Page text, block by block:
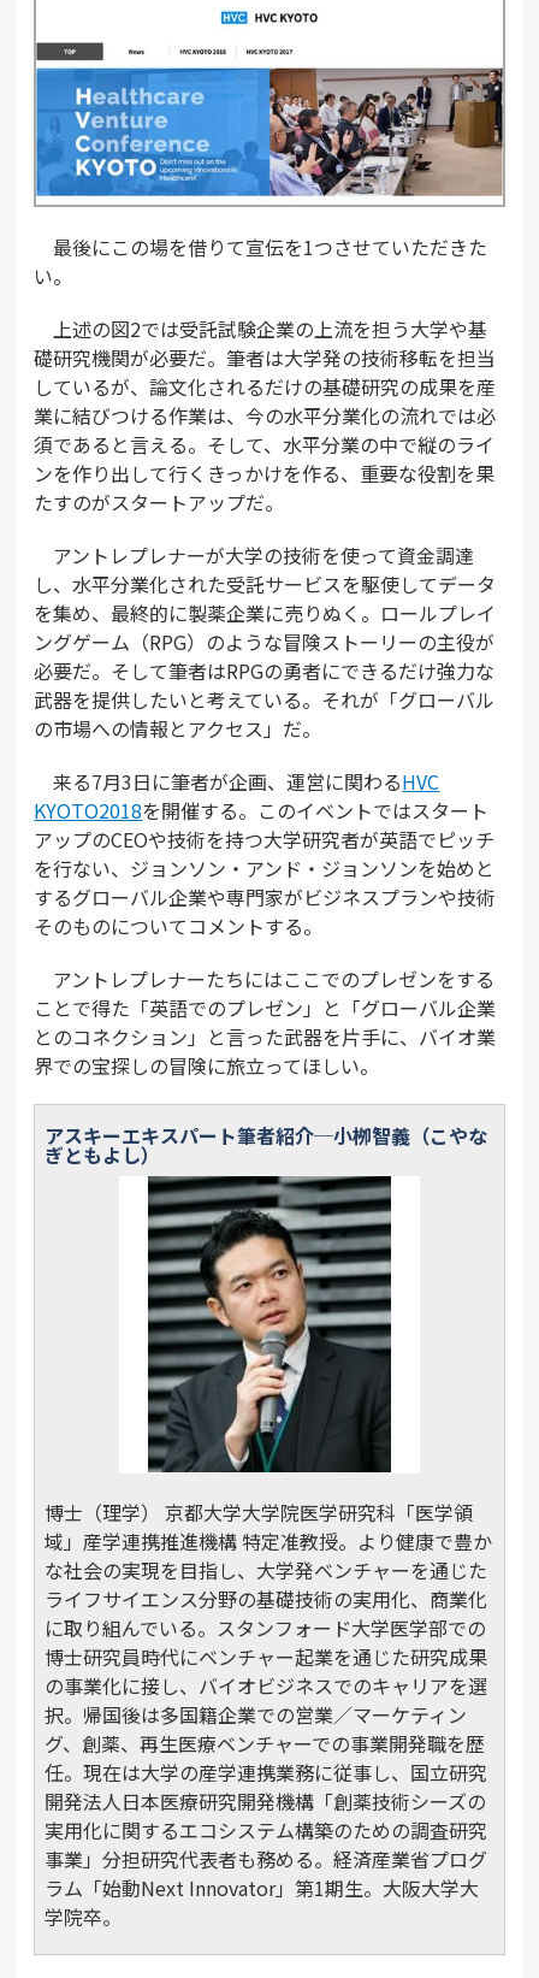
最後にこの場を借りて宣伝を1つさせていただきた
い。
上述の図2では受託試験企業の上流を担う大学や基
礎研究機関が必要だ。筆者は大学発の技術移転を担当
しているが、論文化されるだけの基礎研究の成果を産
業に結びつける作業は、今の水平分業化の流れでは必
須であると言える。そして、水平分業の中で縦のライ
ンを作り出して行くきっかけを作る、重要な役割を果
たすのがスタートアップだ。
アントレプレナーが大学の技術を使って資金調達
し、水平分業化された受託サービスを駆使してデータ
を集め、最終的に製薬企業に売りぬく。ロールプレイ
ングゲーム（RPG）のような冒険ストーリーの主役が
必要だ。そして筆者はRPGの勇者にできるだけ強力な
武器を提供したいと考えている。それが「グローバル
の市場への情報とアクセス」だ。
来る7月3日に筆者が企画、運営に関わるHVC
KYOTO2018を開催する。このイベントではスタート
アップのCEOや技術を持つ大学研究者が英語でピッチ
を行ない、ジョンソン・アンド・ジョンソンを始めと
するグローバル企業や専門家がビジネスプランや技術
そのものについてコメントする。
アントレプレナーたちにはここでのプレゼンをする
ことで得た「英語でのプレゼン」と「グローバル企業
とのコネクション」と言った武器を片手に、バイオ業
界での宝探しの冒険に旅立ってほしい。
アスキーエキスパート筆者紹介─小栁智義（こやな
ぎともよし）
博士（理学） 京都大学大学院医学研究科「医学領
域」産学連携推進機構 特定准教授。より健康で豊か
な社会の実現を目指し、大学発ベンチャーを通じた
ライフサイエンス分野の基礎技術の実用化、商業化
に取り組んでいる。スタンフォード大学医学部での
博士研究員時代にベンチャー起業を通じた研究成果
の事業化に接し、バイオビジネスでのキャリアを選
択。帰国後は多国籍企業での営業／マーケティン
グ、創薬、再生医療ベンチャーでの事業開発職を歴
任。現在は大学の産学連携業務に従事し、国立研究
開発法人日本医療研究開発機構「創薬技術シーズの
実用化に関するエコシステム構築のための調査研究
事業」分担研究代表者も務める。経済産業省プログ
ラム「始動Next Innovator」第1期生。大阪大学大
学院卒。